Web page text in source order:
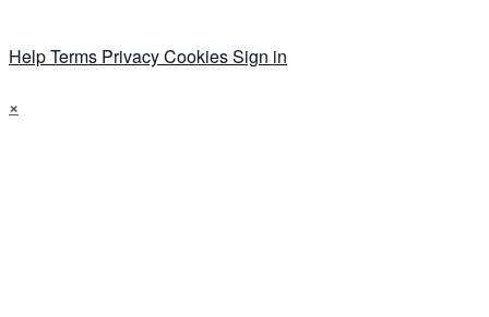
HelpTerms PrivacyCookiesSign in
×